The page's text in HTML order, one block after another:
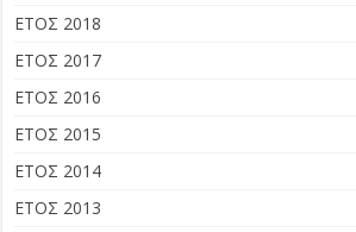
ΕΤΟΣ 2018
ΕΤΟΣ 2017
ΕΤΟΣ 2016
ΕΤΟΣ 2015
ΕΤΟΣ 2014
ΕΤΟΣ 2013